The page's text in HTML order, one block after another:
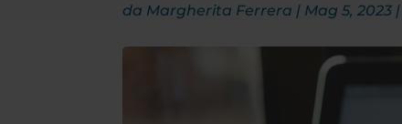
da Margherita Ferrera | Mag 5, 2023